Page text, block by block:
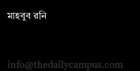
মাহবুব রনি
info@thedailycampus.com